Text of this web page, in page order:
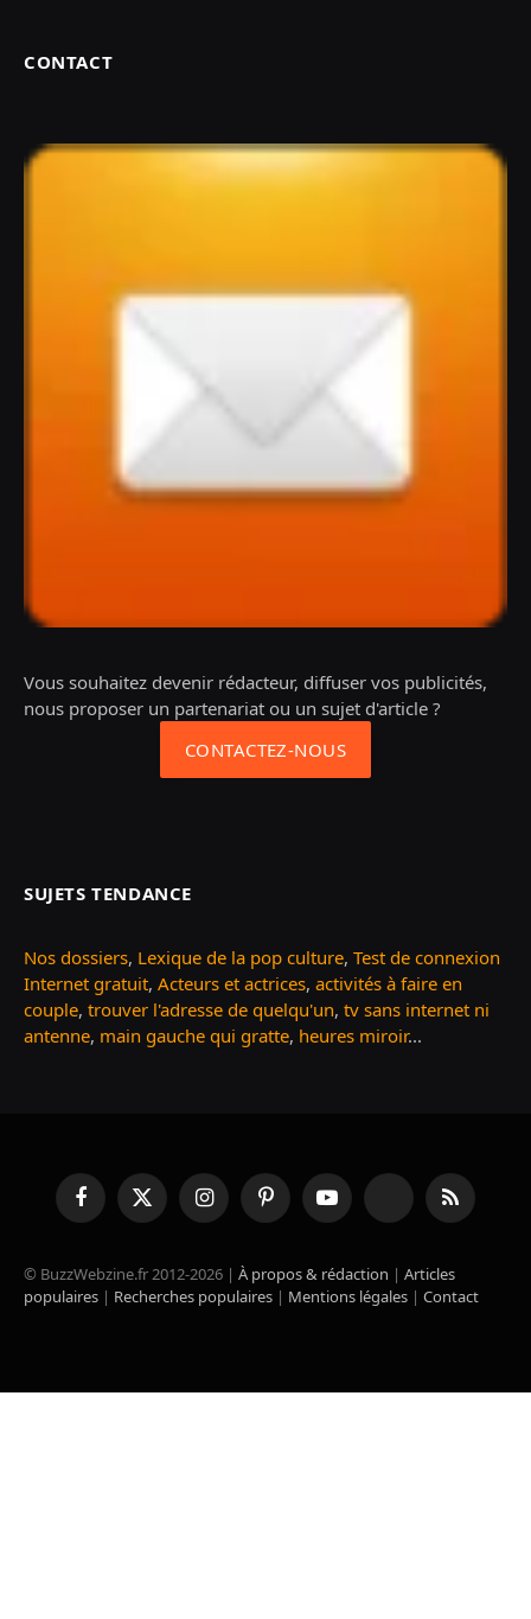
CONTACT
Vous souhaitez devenir rédacteur, diffuser vos publicités,
nous proposer un partenariat ou un sujet d'article ?
CONTACTEZ-NOUS
SUJETS TENDANCE
Nos dossiers, Lexique de la pop culture, Test de connexion
Internet gratuit, Acteurs et actrices, activités à faire en
couple, trouver l'adresse de quelqu'un, tv sans internet ni
antenne, main gauche qui gratte, heures miroir...
FacebookX
(Twitter)
InstagramPinterestYouTube TikTok RSS
© BuzzWebzine.fr 2012-2026 | À propos & rédaction | Articles
populaires | Recherches populaires | Mentions légales | Contact